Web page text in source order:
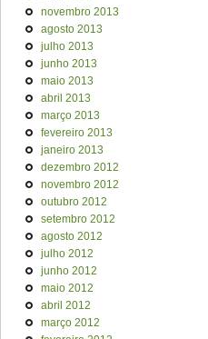
novembro 2013
agosto 2013
julho 2013
junho 2013
maio 2013
abril 2013
março 2013
fevereiro 2013
janeiro 2013
dezembro 2012
novembro 2012
outubro 2012
setembro 2012
agosto 2012
julho 2012
junho 2012
maio 2012
abril 2012
março 2012